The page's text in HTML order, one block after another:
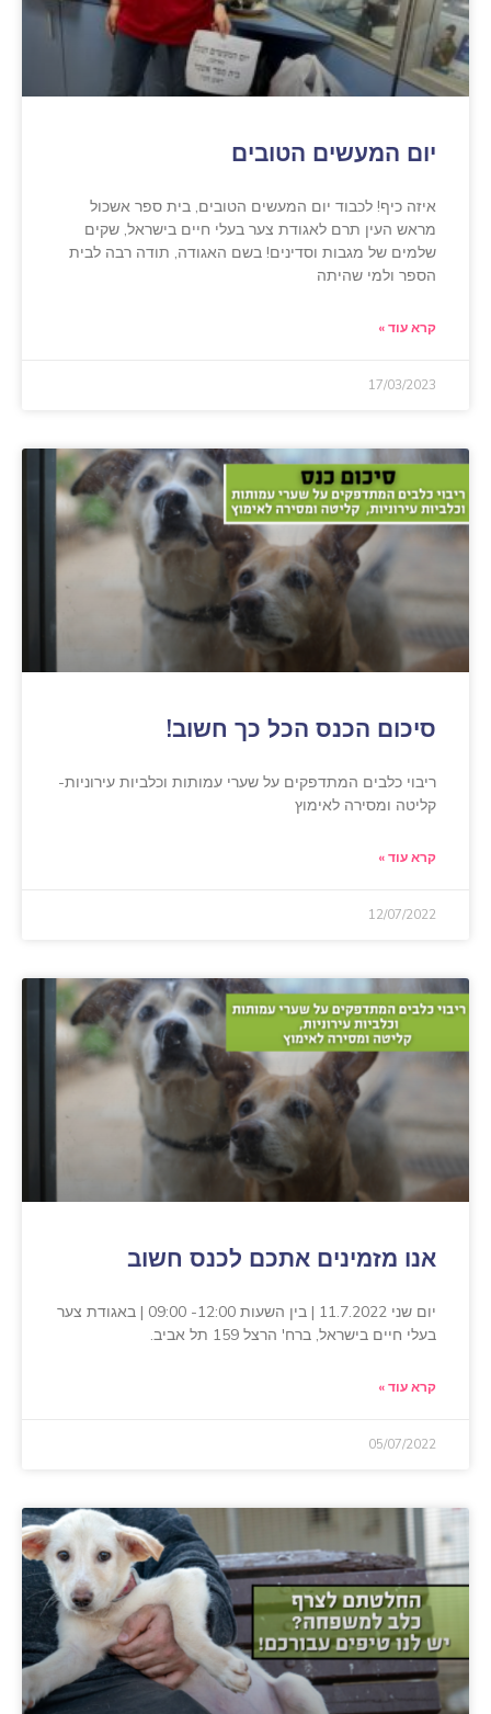
יום המעשים הטובים
איזה כיף! לכבוד יום המעשים הטובים, בית ספר אשכול
מראש העין תרם לאגודת צער בעלי חיים בישראל, שקים
שלמים של מגבות וסדינים! בשם האגודה, תודה רבה לבית
הספר ולמי שהיתה
קרא עוד »
17/03/2023
סיכום הכנס הכל כך חשוב!
ריבוי כלבים המתדפקים על שערי עמותות וכלביות עירוניות-
קליטה ומסירה לאימוץ
קרא עוד »
12/07/2022
אנו מזמינים אתכם לכנס חשוב
יום שני 11.7.2022 | בין השעות 12:00- 09:00 | באגודת צער
בעלי חיים בישראל, ברח' הרצל 159 תל אביב.
קרא עוד »
05/07/2022